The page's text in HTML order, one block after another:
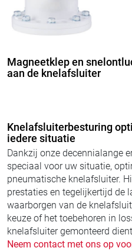
Knelafsluiter met
drukregelaar
Knelafsluiterbesturing
iedere situatie
Dankzij onze decennialange
speciaal voor uw situatie,
pneumatische knelafsluiter.
prestaties en tegelijkertijd de
waarborgen van de
keuze of het toebehoren in
knelafsluiter gemonteerd
Neem contact met ons op